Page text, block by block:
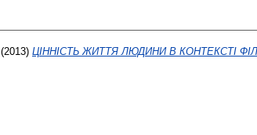
(2013) ЦІННІСТЬ ЖИТТЯ ЛЮДИНИ В КОНТЕКСТІ